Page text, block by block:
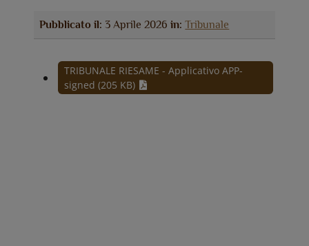
Pubblicato il: 3 Aprile 2026in: Tribunale
TRIBUNALE RIESAME - Applicativo APP-
signed (205 KB)